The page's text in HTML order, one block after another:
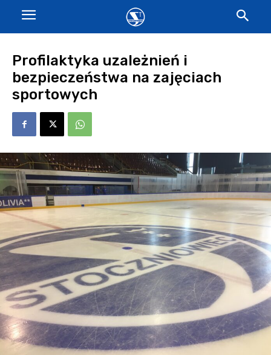
Profilaktyka uzależnień i
bezpieczeństwa na zajęciach
sportowych